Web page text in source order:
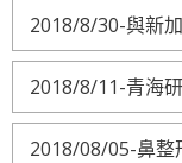
2018/8/30-與新
2018/8/11-青海
2018/08/05-鼻整